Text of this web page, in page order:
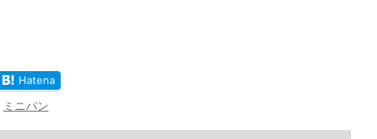
Hatena
ミニバン